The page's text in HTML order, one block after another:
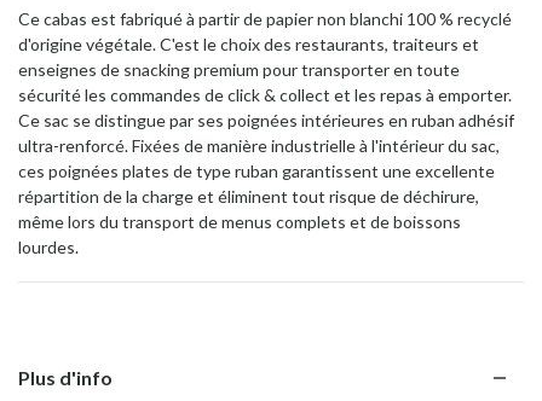
Ce cabas est fabriqué à partir de papier non blanchi 100 % recyclé
d'origine végétale. C'est le choix des restaurants, traiteurs et
enseignes de snacking premium pour transporter en toute
sécurité les commandes de click & collect et les repas à emporter.
Ce sac se distingue par ses poignées intérieures en ruban adhésif
ultra-renforcé. Fixées de manière industrielle à l'intérieur du sac,
ces poignées plates de type ruban garantissent une excellente
répartition de la charge et éliminent tout risque de déchirure,
même lors du transport de menus complets et de boissons
lourdes.
Plus d'info